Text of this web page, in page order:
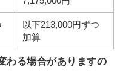
以下213,000円ずつ
加算
わる場合がありますの